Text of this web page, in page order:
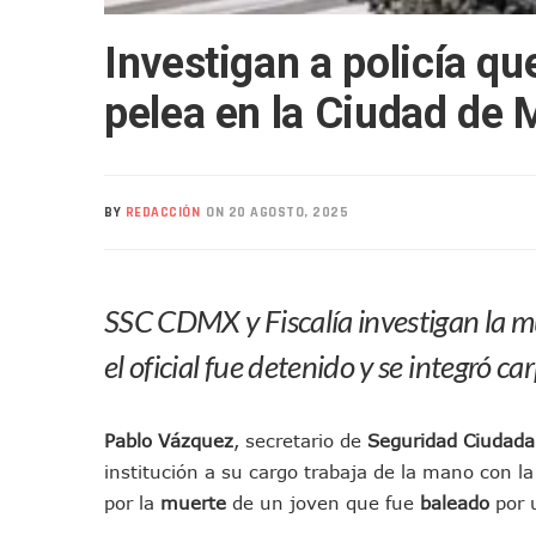
Realizan Operativo
Arquitecto Luis Munguía
Semana Lluviosa Para
Voces Del Orgullo
Nuevo Transporte Eléctrico
Lluvias Y Oleaje Elevado
Jóvenes En Movimiento
En PV Encabezan
Cae El “R1”, Presunto
Muere Manolo Solo, Actor
Investigan a policía
pelea en la Ciudad de
BY REDACCIÓN ON 20 AGOSTO, 2025
SSC CDMX y Fiscalía investigan la
el oficial fue detenido y se integró
Pablo Vázquez, secretario de Seguridad
institución a su cargo trabaja de la mano con la
por la muerte de un joven que fue baleado por